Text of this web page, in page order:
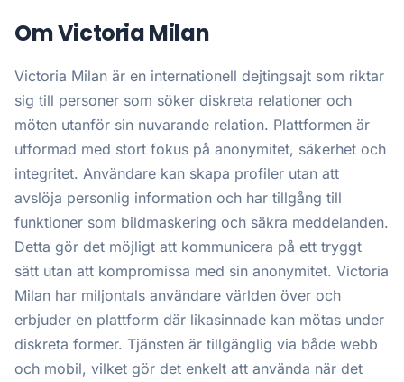
Om Victoria Milan
Victoria Milan är en internationell dejtingsajt som riktar
sig till personer som söker diskreta relationer och
möten utanför sin nuvarande relation. Plattformen är
utformad med stort fokus på anonymitet, säkerhet och
integritet. Användare kan skapa profiler utan att
avslöja personlig information och har tillgång till
funktioner som bildmaskering och säkra meddelanden.
Detta gör det möjligt att kommunicera på ett tryggt
sätt utan att kompromissa med sin anonymitet. Victoria
Milan har miljontals användare världen över och
erbjuder en plattform där likasinnade kan mötas under
diskreta former. Tjänsten är tillgänglig via både webb
och mobil, vilket gör det enkelt att använda när det